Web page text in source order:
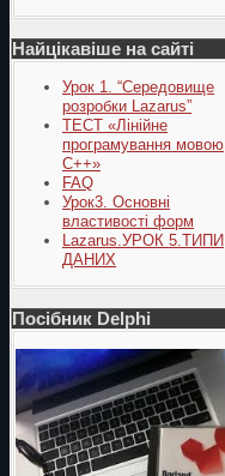
Найцікавіше на сайті
Урок 1. “Середовище
розробки Lazarus”
ТЕСТ «Лінійне
програмування мовою
С++»
FAQ
Урок3. Основні
властивості форм
Lazarus.УРОК 5.ТИПИ
ДАНИХ
Посібник Delphi